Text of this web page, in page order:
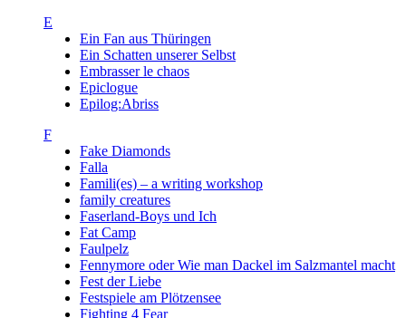
E
Ein Fan aus Thüringen
Ein Schatten unserer Selbst
Embrasser le chaos
Epiclogue
Epilog:Abriss
F
Fake Diamonds
Falla
Famili(es) – a writing workshop
family creatures
Faserland-Boys und Ich
Fat Camp
Faulpelz
Fennymore oder Wie man Dackel im Salzmantel macht
Fest der Liebe
Festspiele am Plötzensee
Fighting 4 Fear